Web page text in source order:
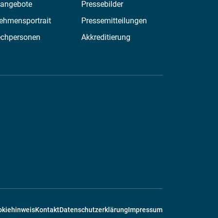
Pressebilder
Pressemitteilungen
Akkreditierung
KontaktDatenschutzerklärungImpressum